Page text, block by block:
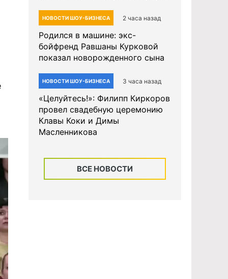
НОВОСТИ ШОУ-БИЗНЕСА 2 часа назад
Родился в машине: экс-
бойфренд Равшаны Курковой
показал новорожденного сына
НОВОСТИ ШОУ-БИЗНЕСА 3 часа назад
«Целуйтесь!»: Филипп Киркоров
провел свадебную церемонию
Клавы Коки и Димы
Масленникова
ВСЕ НОВОСТИ